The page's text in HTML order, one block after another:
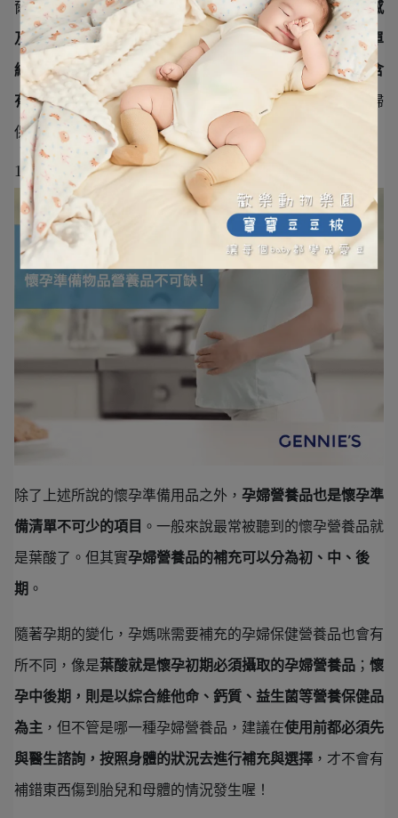
爾蒙改變的因素，也因此 孕婦的肌膚在懷孕期間會較為敏感
及脆弱，所以在選擇孕婦保養品時， 盡量選擇天然、成分單
純的保養品 ，另外也要特別注意所使用的保養品，有沒有含
有孕婦不能使用的精油成分 ，謹慎小心評估選擇適合的孕婦
保養品，才能夠在懷孕期間，讓美麗與安全兼顧！
1人吃2人補，懷孕準備物品營養品不可缺！
除了上述所說的懷孕準備用品之外， 孕婦營養品也是懷孕準
備清單不可少的項目 。一般來說最常被聽到的懷孕營養品就
是葉酸了。但其實孕婦營養品的補充可以分為初、中、後
期 。
隨著孕期的變化，孕媽咪需要補充的孕婦保健營養品也會有
所不同，像是葉酸就是懷孕初期必須攝取的孕婦營養品 ； 懷
孕中後期，則是以綜合維他命、鈣質、益生菌等營養保健品
為主 ，但不管是哪一種孕婦營養品，建議在使用前都必須先
與醫生諮詢，按照身體的狀況去進行補充與選擇 ，才不會有
補錯東西傷到胎兒和母體的情況發生喔！